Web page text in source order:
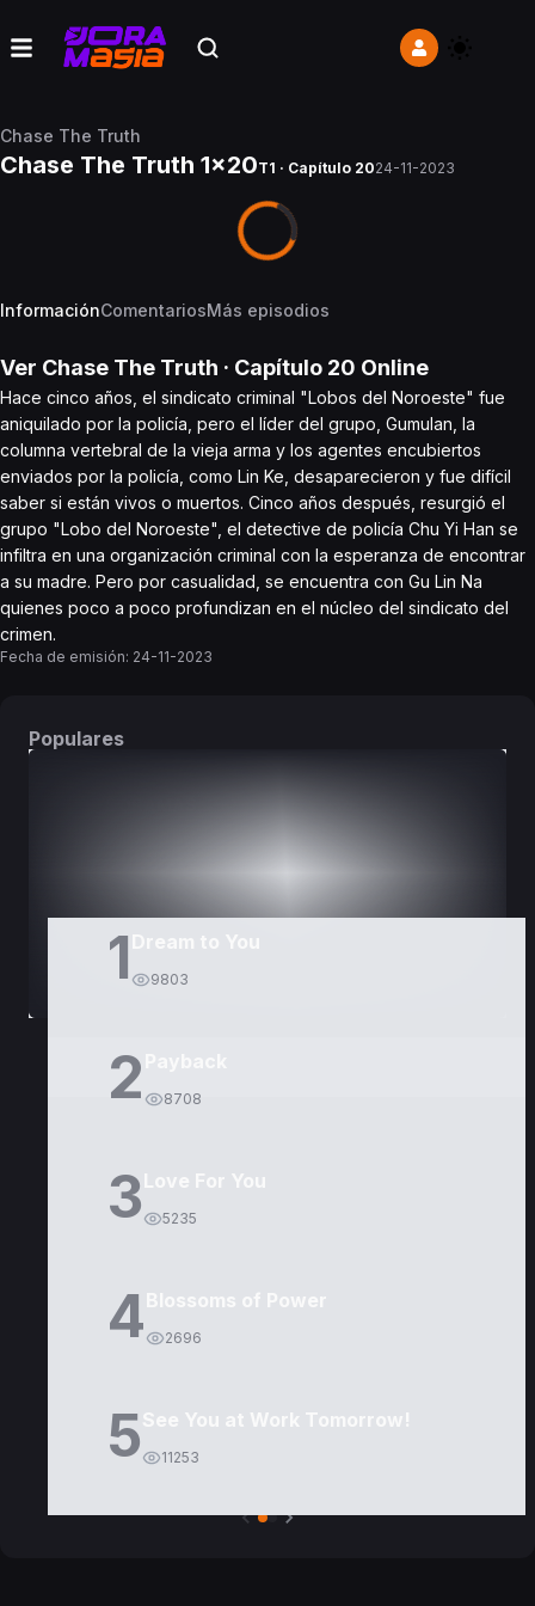
Chase The Truth
Chase The Truth 1x20T1 · Capítulo 2024-11-2023
InformaciónComentariosMás episodios
Ver Chase The Truth · Capítulo 20 Online
Hace cinco años, el sindicato criminal "Lobos del Noroeste" fue
aniquilado por la policía, pero el líder del grupo, Gumulan, la
columna vertebral de la vieja arma y los agentes encubiertos
enviados por la policía, como Lin Ke, desaparecieron y fue difícil
saber si están vivos o muertos. Cinco años después, resurgió el
grupo "Lobo del Noroeste", el detective de policía Chu Yi Han se
infiltra en una organización criminal con la esperanza de encontrar
a su madre. Pero por casualidad, se encuentra con Gu Lin Na
quienes poco a poco profundizan en el núcleo del sindicato del
crimen.
Fecha de emisión: 24-11-2023
Populares
1 9803
2 8708
3Love For You
5235
4Blossoms of Power
2696
5See You at Work Tomorrow!
11253